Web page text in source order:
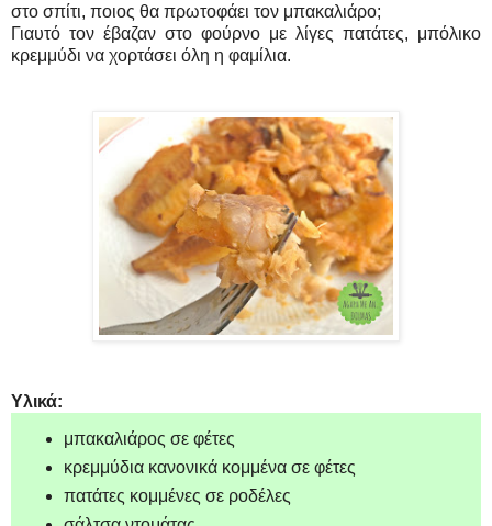
στο σπίτι, ποιος θα πρωτοφάει τον μπακαλιάρο;
Γιαυτό τον έβαζαν στο φούρνο με λίγες πατάτες, μπόλικο
κρεμμύδι να χορτάσει όλη η φαμίλια.
Υλικά:
μπακαλιάρος σε φέτες
κρεμμύδια κανονικά κομμένα σε φέτες
πατάτες κομμένες σε ροδέλες